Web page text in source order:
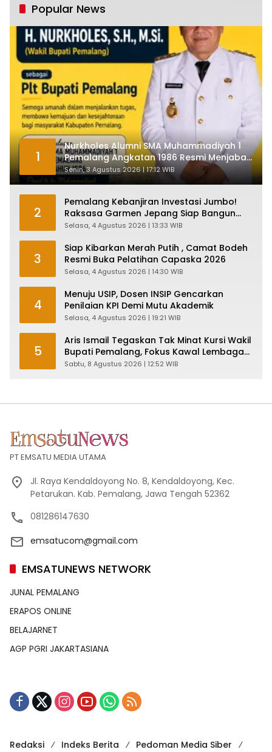
Popular News
1
Nurkholes Alumni SMA Muhammadiyah 1
Pemalang Angkatan 1986 Resmi Menjabat
Plt Bupati, Inilah Pesan Ketua Asmam 86
Senin, 3 Agustus 2026 | 17:12 WIB
2
Pemalang Kebanjiran Investasi Jumbo!
Raksasa Garmen Jepang Siap Bangun
Pabrik dan Serap Ribuan Tenaga Kerja
Selasa, 4 Agustus 2026 | 13:33 WIB
3
Siap Kibarkan Merah Putih , Camat Bodeh
Resmi Buka Pelatihan Capaska 2026
Selasa, 4 Agustus 2026 | 14:30 WIB
4
Menuju USIP, Dosen INSIP Gencarkan
Penilaian KPI Demi Mutu Akademik
Selasa, 4 Agustus 2026 | 19:21 WIB
5
Aris Ismail Tegaskan Tak Minat Kursi Wakil
Bupati Pemalang, Fokus Kawal Lembaga
Legislatif
Sabtu, 8 Agustus 2026 | 12:52 WIB
PT EMSATU MEDIA UTAMA
Jl. Raya Kendaldoyong No. 8, Kendaldoyong, Kec.
Petarukan. Kab. Pemalang, Jawa Tengah 52362
081286147630
emsatucom@gmail.com
EMSATUNEWS NETWORK
JUNAL PEMALANG
ERAPOS ONLINE
BELAJARNET
AGP PGRI JAKARTASIANA
Redaksi Indeks Berita Pedoman Media Siber